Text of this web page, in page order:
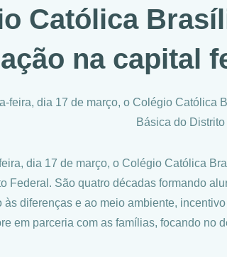
Católica
na capital
feira, dia 17 de março, o Colégio Católica
Básica do
dia 17 de março, o Colégio Católica
Federal. São quatro décadas formando
às diferenças e ao meio ambiente,
em parceria com as famílias, focando no